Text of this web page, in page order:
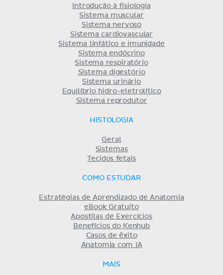
Introdução à fisiologia
Sistema muscular
Sistema nervoso
Sistema cardiovascular
Sistema linfático e imunidade
Sistema endócrino
Sistema respiratório
Sistema digestório
Sistema urinário
Equilíbrio hidro-eletrolítico
Sistema reprodutor
HISTOLOGIA
Geral
Sistemas
Tecidos fetais
COMO ESTUDAR
Estratégias de Aprendizado de Anatomia
eBook Gratuito
Apostilas de Exercícios
Benefícios do Kenhub
Casos de êxito
Anatomia com IA
MAIS